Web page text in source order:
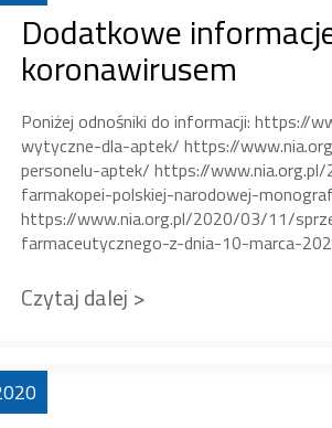
Dodatkowe
koronawirusem
Poniżej odnośniki do informacji: https://
wytyczne-dla-aptek/ https://
personelu-aptek/ https://
farmakopei-polskiej-narodowej-
https://www.nia.org.pl/2020/03/11/
farmaceutycznego-z-dnia-10-marca-
Czytaj dalej >